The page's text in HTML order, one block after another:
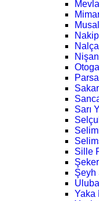
Sarı
Sille
Şeyh
Yaka